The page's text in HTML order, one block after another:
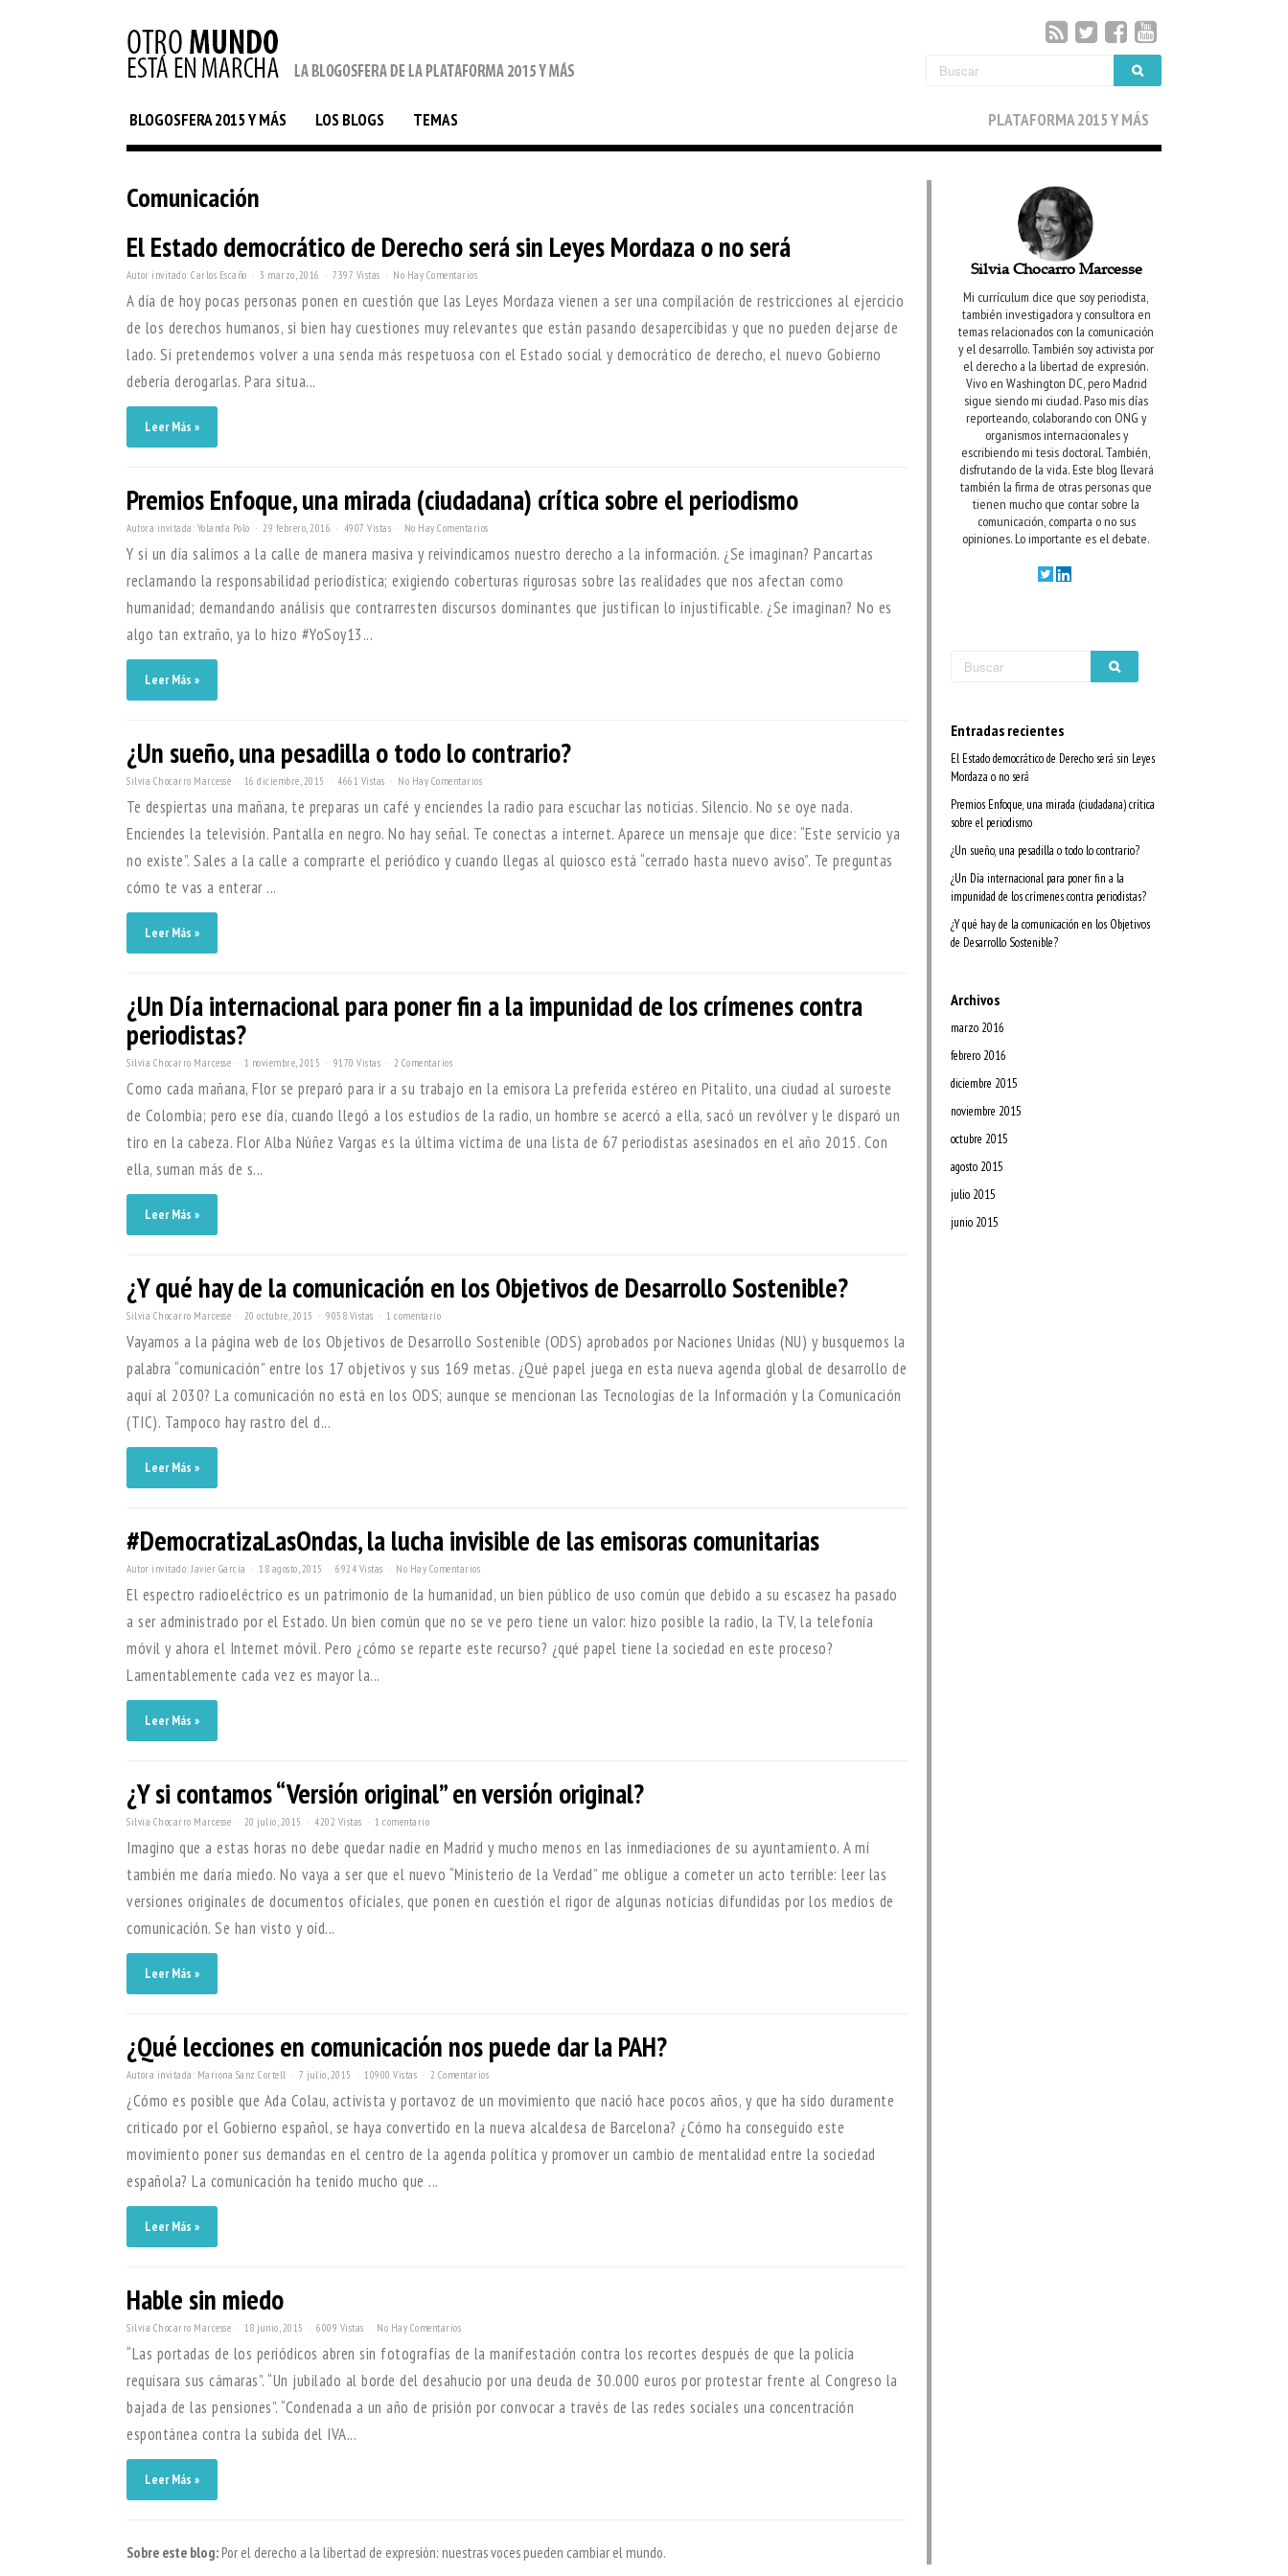
BLOGOSFERA 2015 Y MÁS LOS BLOGS TEMAS PLATAFORMA 2015 Y MÁS
Comunicación
El Estado democrático de Derecho será sin Leyes Mordaza o no será
Autor invitado: Carlos Escaño 3 marzo, 2016 7397 Vistas No Hay Comentarios
A día de hoy pocas personas ponen en cuestión que las Leyes Mordaza vienen a ser una compilación de restricciones al ejercicio
de los derechos humanos, si bien hay cuestiones muy relevantes que están pasando desapercibidas y que no pueden dejarse de
lado. Si pretendemos volver a una senda más respetuosa con el Estado social y democrático de derecho, el nuevo Gobierno
debería derogarlas. Para situa...
Leer Más »
Premios Enfoque, una mirada (ciudadana) crítica sobre el periodismo
Autora invitada: Yolanda Polo 29 febrero, 2016 4907 Vistas No Hay Comentarios
Y si un día salimos a la calle de manera masiva y reivindicamos nuestro derecho a la información. ¿Se imaginan? Pancartas
reclamando la responsabilidad periodística; exigiendo coberturas rigurosas sobre las realidades que nos afectan como
humanidad; demandando análisis que contrarresten discursos dominantes que justifican lo injustificable. ¿Se imaginan? No es
algo tan extraño, ya lo hizo #YoSoy13...
Leer Más »
¿Un sueño, una pesadilla o todo lo contrario?
Silvia Chocarro Marcesse 16 diciembre, 2015 4661 Vistas No Hay Comentarios
Te despiertas una mañana, te preparas un café y enciendes la radio para escuchar las noticias. Silencio. No se oye nada.
Enciendes la televisión. Pantalla en negro. No hay señal. Te conectas a internet. Aparece un mensaje que dice: “Este servicio ya
no existe”. Sales a la calle a comprarte el periódico y cuando llegas al quiosco está “cerrado hasta nuevo aviso”. Te preguntas
cómo te vas a enterar ...
Leer Más »
¿Un Día internacional para poner fin a la impunidad de los crímenes contra
periodistas?
Silvia Chocarro Marcesse 1 noviembre, 2015 9170 Vistas 2 Comentarios
Como cada mañana, Flor se preparó para ir a su trabajo en la emisora La preferida estéreo en Pitalito, una ciudad al suroeste
de Colombia; pero ese día, cuando llegó a los estudios de la radio, un hombre se acercó a ella, sacó un revólver y le disparó un
tiro en la cabeza. Flor Alba Núñez Vargas es la última víctima de una lista de 67 periodistas asesinados en el año 2015. Con
ella, suman más de s...
Leer Más »
¿Y qué hay de la comunicación en los Objetivos de Desarrollo Sostenible?
Silvia Chocarro Marcesse 20 octubre, 2015 9058 Vistas 1 comentario
Vayamos a la página web de los Objetivos de Desarrollo Sostenible (ODS) aprobados por Naciones Unidas (NU) y busquemos la
palabra “comunicación” entre los 17 objetivos y sus 169 metas. ¿Qué papel juega en esta nueva agenda global de desarrollo de
aquí al 2030? La comunicación no está en los ODS; aunque se mencionan las Tecnologías de la Información y la Comunicación
(TIC). Tampoco hay rastro del d...
Leer Más »
#DemocratizaLasOndas, la lucha invisible de las emisoras comunitarias
Autor invitado: Javier García 18 agosto, 2015 6924 Vistas No Hay Comentarios
El espectro radioeléctrico es un patrimonio de la humanidad, un bien público de uso común que debido a su escasez ha pasado
a ser administrado por el Estado. Un bien común que no se ve pero tiene un valor: hizo posible la radio, la TV, la telefonía
móvil y ahora el Internet móvil. Pero ¿cómo se reparte este recurso? ¿qué papel tiene la sociedad en este proceso?
Lamentablemente cada vez es mayor la...
Leer Más »
¿Y si contamos “Versión original” en versión original?
Silvia Chocarro Marcesse 20 julio, 2015 4202 Vistas 1 comentario
Imagino que a estas horas no debe quedar nadie en Madrid y mucho menos en las inmediaciones de su ayuntamiento. A mí
también me daría miedo. No vaya a ser que el nuevo “Ministerio de la Verdad” me obligue a cometer un acto terrible: leer las
versiones originales de documentos oficiales, que ponen en cuestión el rigor de algunas noticias difundidas por los medios de
comunicación. Se han visto y oíd...
Leer Más »
¿Qué lecciones en comunicación nos puede dar la PAH?
Autora invitada: Mariona Sanz Cortell 7 julio, 2015 10900 Vistas 2 Comentarios
¿Cómo es posible que Ada Colau, activista y portavoz de un movimiento que nació hace pocos años, y que ha sido duramente
criticado por el Gobierno español, se haya convertido en la nueva alcaldesa de Barcelona? ¿Cómo ha conseguido este
movimiento poner sus demandas en el centro de la agenda política y promover un cambio de mentalidad entre la sociedad
española? La comunicación ha tenido mucho que ...
Leer Más »
Hable sin miedo
Silvia Chocarro Marcesse 18 junio, 2015 6009 Vistas No Hay Comentarios
“Las portadas de los periódicos abren sin fotografías de la manifestación contra los recortes después de que la policía
requisara sus cámaras”. “Un jubilado al borde del desahucio por una deuda de 30.000 euros por protestar frente al Congreso la
bajada de las pensiones”. “Condenada a un año de prisión por convocar a través de las redes sociales una concentración
espontánea contra la subida del IVA...
Leer Más »
Sobre este blog:Por el derecho a la libertad de expresión: nuestras voces pueden cambiar el mundo.
Silvia Chocarro Marcesse
Mi currículum dice que soy periodista,
también investigadora y consultora en
temas relacionados con la comunicación
y el desarrollo. También soy activista por
el derecho a la libertad de expresión.
Vivo en Washington DC, pero Madrid
sigue siendo mi ciudad. Paso mis días
reporteando, colaborando con ONG y
organismos internacionales y
escribiendo mi tesis doctoral. También,
disfrutando de la vida.Este blog llevará
también la firma de otras personas que
tienen mucho que contar sobre la
comunicación, comparta o no sus
opiniones. Lo importante es el debate.
Entradas recientes
El Estado democrático de Derecho será sin Leyes
Mordaza o no será
Premios Enfoque, una mirada (ciudadana) crítica
sobre el periodismo
¿Un sueño, una pesadilla o todo lo contrario?
¿Un Día internacional para poner fin a la
impunidad de los crímenes contra periodistas?
¿Y qué hay de la comunicación en los Objetivos
de Desarrollo Sostenible?
Archivos
marzo 2016
febrero 2016
diciembre 2015
noviembre 2015
octubre 2015
agosto 2015
julio 2015
junio 2015